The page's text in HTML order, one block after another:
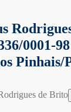
0001-
Pinhais/
de Brito